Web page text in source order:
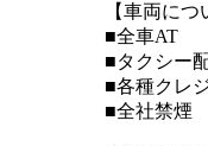
【車両につ
■全車AT
■タクシー
■各種クレ
■全社禁煙